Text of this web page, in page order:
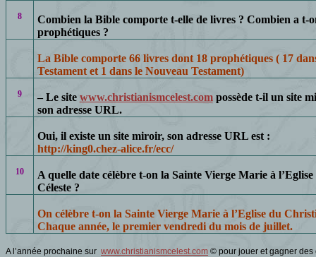
8 Combien la Biblecomporte t-elle de livres ? Combien a t-
prophétiques ?
La Biblecomporte 66 livresdont 18 prophétiques ( 17
Testament et 1 dans le Nouveau Testament)
9 – Le site www.christianismcelest.compossède t-il un site
son adresse URL.
Oui, il existe un site miroir, son adresse URL est :
http://king0.chez-alice.fr/ecc/
10 A quelle date célèbre t-on la Sainte ViergeMarie à
Céleste ?
On célèbre t-on la Sainte ViergeMarie à l’Eglise du
Chaque année, le premier vendredi du mois de juillet.
A l’année prochaine sur www.christianismcelest.com © pour jouer et gagner des